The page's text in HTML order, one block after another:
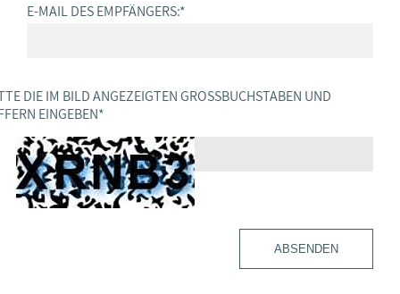
E-MAIL DES EMPFÄNGERS:*
DIE IM BILD ANGEZEIGTEN GROSSBUCHSTABEN UND Z
EINGEBEN *
ABSENDEN